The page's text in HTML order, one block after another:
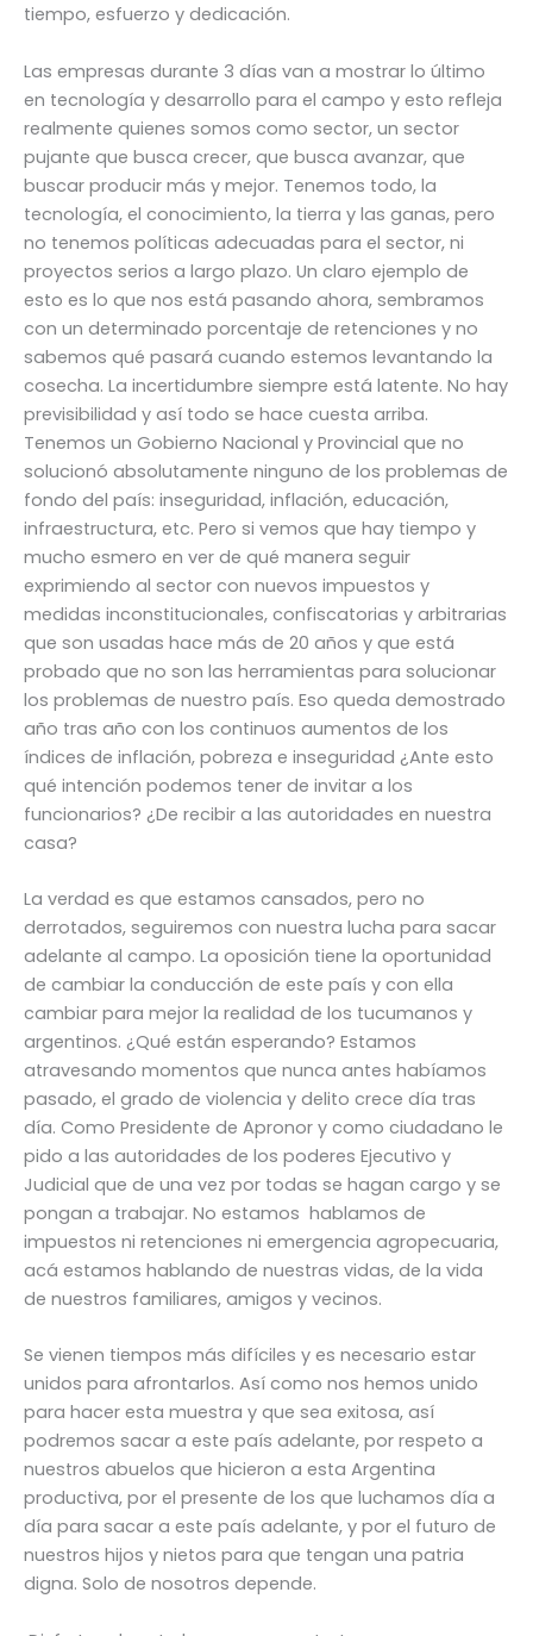
tiempo, esfuerzo y dedicación.
Las empresas durante 3 días van a mostrar lo último
en tecnología y desarrollo para el campo y esto refleja
realmente quienes somos como sector, un sector
pujante que busca crecer, que busca avanzar, que
buscar producir más y mejor. Tenemos todo, la
tecnología, el conocimiento, la tierra y las ganas, pero
no tenemos políticas adecuadas para el sector, ni
proyectos serios a largo plazo. Un claro ejemplo de
esto es lo que nos está pasando ahora, sembramos
con un determinado porcentaje de retenciones y no
sabemos qué pasará cuando estemos levantando la
cosecha. La incertidumbre siempre está latente. No hay
previsibilidad y así todo se hace cuesta arriba.
Tenemos un Gobierno Nacional y Provincial que no
solucionó absolutamente ninguno de los problemas de
fondo del país: inseguridad, inflación, educación,
infraestructura, etc. Pero si vemos que hay tiempo y
mucho esmero en ver de qué manera seguir
exprimiendo al sector con nuevos impuestos y
medidas inconstitucionales, confiscatorias y arbitrarias
que son usadas hace más de 20 años y que está
probado que no son las herramientas para solucionar
los problemas de nuestro país. Eso queda demostrado
año tras año con los continuos aumentos de los
índices de inflación, pobreza e inseguridad ¿Ante esto
qué intención podemos tener de invitar a los
funcionarios? ¿De recibir a las autoridades en nuestra
casa?
La verdad es que estamos cansados, pero no
derrotados, seguiremos con nuestra lucha para sacar
adelante al campo. La oposición tiene la oportunidad
de cambiar la conducción de este país y con ella
cambiar para mejor la realidad de los tucumanos y
argentinos. ¿Qué están esperando? Estamos
atravesando momentos que nunca antes habíamos
pasado, el grado de violencia y delito crece día tras
día. Como Presidente de Apronor y como ciudadano le
pido a las autoridades de los poderes Ejecutivo y
Judicial que de una vez por todas se hagan cargo y se
pongan a trabajar. No estamos hablamos de
impuestos ni retenciones ni emergencia agropecuaria,
acá estamos hablando de nuestras vidas, de la vida
de nuestros familiares, amigos y vecinos.
Se vienen tiempos más difíciles y es necesario estar
unidos para afrontarlos. Así como nos hemos unido
para hacer esta muestra y que sea exitosa, así
podremos sacar a este país adelante, por respeto a
nuestros abuelos que hicieron a esta Argentina
productiva, por el presente de los que luchamos día a
día para sacar a este país adelante, y por el futuro de
nuestros hijos y nietos para que tengan una patria
digna. Solo de nosotros depende.